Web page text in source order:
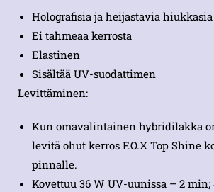
Holografisia ja heijastavia hiukkasia
Ei tahmeaa kerrosta
Elastinen
Sisältää UV-suodattimen
Levittäminen:
Kun omavalintainen hybridilakka
levitä ohut kerros F.O.X Top Shine
pinnalle.
Kovettuu 36 W UV-uunissa – 2 min;